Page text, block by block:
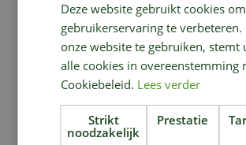
magie in uw huis. De geurstokjes zijn
beste grondstoffen en zorgvuldig
een langdurige geurbeleving. Bovendien
ontworpen en verrijken ze uw huis met
Deze website gebruikt cookies
gebruikerservaring te verbeteren.
onze website te gebruiken, stemt
alle cookies in overeenstemming
Cookiebeleid. Lees verder
Strikt
noodzakelijk
Prestatie